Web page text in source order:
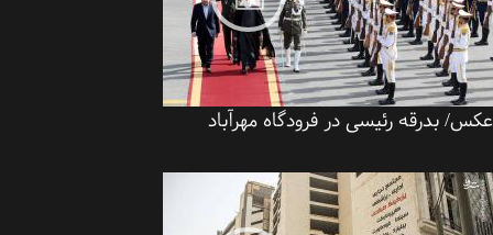
بدرقه رئیسی در فرودگاه مهرآباد